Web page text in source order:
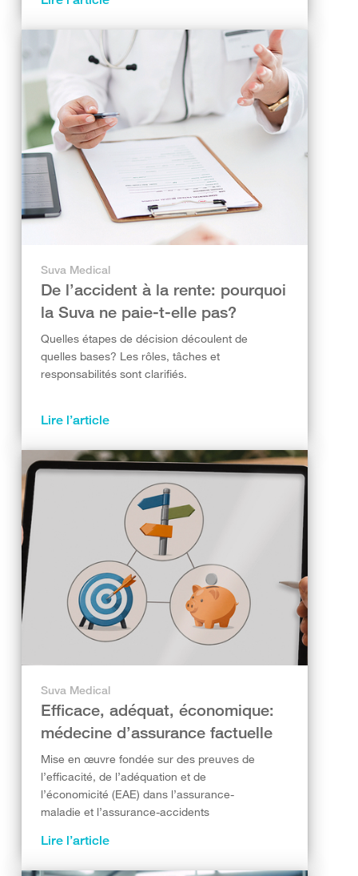
Suva Medical
De l’accident à la rente: pourquoi
la Suva ne paie-t-elle pas?
Quelles étapes de décision découlent de
quelles bases? Les rôles, tâches et
responsabilités sont clarifiés.
Lire l’article
Suva Medical
Efficace, adéquat, économique:
médecine d’assurance factuelle
Mise en œuvre fondée sur des preuves de
l’efficacité, de l’adéquation et de
l’économicité (EAE) dans l’assurance-
maladie et l’assurance-accidents
Lire l’article